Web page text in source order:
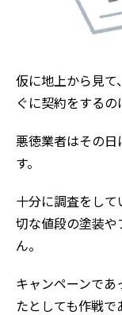
仮に地上から見て
ぐに契約をするの
悪徳業者はその日
す。
十分に調査をし
切な値段の塗装や
ん。
キャンペーンで
たとしても作戦